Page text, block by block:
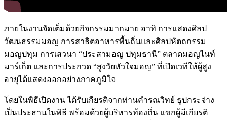
ภายในงานจัดเต็มด้วยกิจกรรมมากมาย อาทิ การแสดงศิลป
วัฒนธรรมมอญ การสาธิตอาหารพื้นถิ่นและศิลปหัตถกรรม
มอญปทุม การเสวนา “ประสามอญ ปทุมธานี” ตลาดมอญไนท์
มาร์เก็ต และการประกวด “สูงวัยหัวใจมอญ” ที่เปิดเวทีให้ผู้สูง
อายุได้แสดงออกอย่างภาคภูมิใจ
โดยในพิธีเปิดงาน ได้รับเกียรติจากท่านคำรณวิทย์ ธูปกระจ่าง
เป็นประธานในพิธี พร้อมด้วยผู้บริหารท้องถิ่น แขกผู้มีเกียรติ